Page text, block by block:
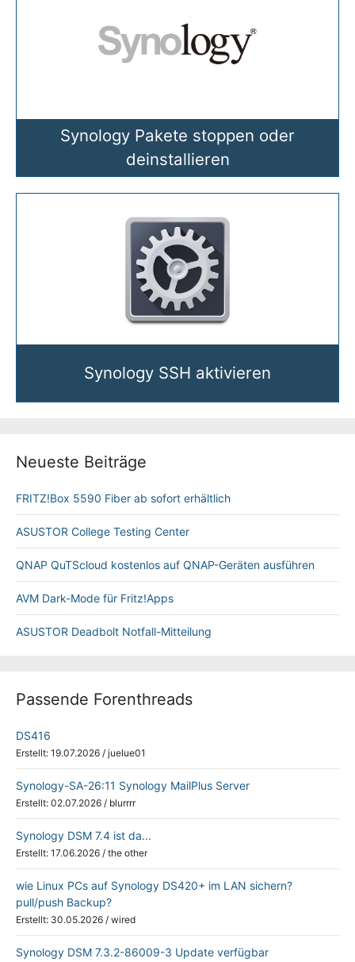
Synology Pakete stoppen oder
deinstallieren
Synology SSH aktivieren
Neueste Beiträge
FRITZ!Box 5590 Fiber ab sofort erhältlich
ASUSTOR College Testing Center
QNAP QuTScloud kostenlos auf QNAP-Geräten ausführen
AVM Dark-Mode für Fritz!Apps
ASUSTOR Deadbolt Notfall-Mitteilung
Passende Forenthreads
DS416
Erstellt: 19.07.2026 / juelue01
Synology-SA-26:11 Synology MailPlus Server
Erstellt: 02.07.2026 / blurrrr
Synology DSM 7.4 ist da...
Erstellt: 17.06.2026 / the other
wie Linux PCs auf Synology DS420+ im LAN sichern?
pull/push Backup?
Erstellt: 30.05.2026 / wired
Synology DSM 7.3.2-86009-3 Update verfügbar